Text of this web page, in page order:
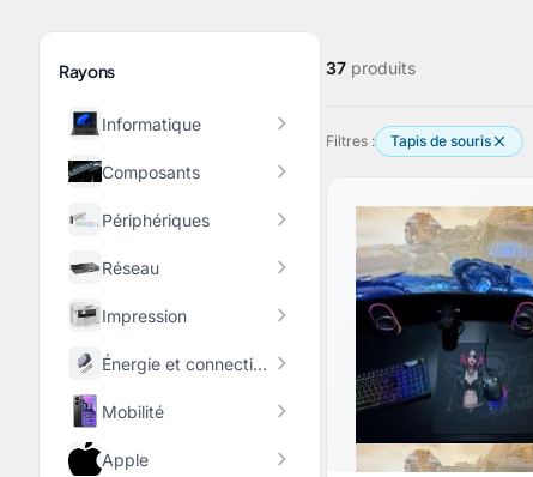
Rayons
Informatique
Composants
Périphériques
Réseau
Impression
Énergie et connectique
Mobilité
Apple
37 produits
Filtres : Tapis de souris